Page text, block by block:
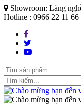
Showroom: Làng
Hotline : 0966 22 11 66